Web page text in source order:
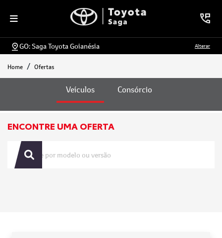
GO: Saga Toyota Goianésia Alterar
Home Ofertas
Veículos Consórcio
Ofertas
ENCONTRE UMA OFERTA